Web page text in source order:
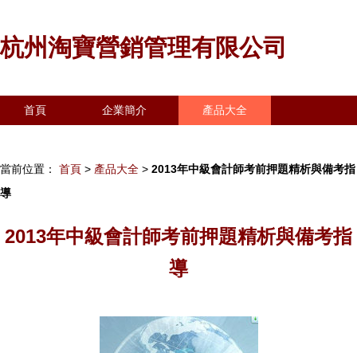
杭州淘寶營銷管理有限公司
首頁 企業簡介 產品大全
當前位置： 首頁 > 產品大全 > 2013年中級會計師考前押題精析與備考指
導
2013年中級會計師考前押題精析與備考指
導